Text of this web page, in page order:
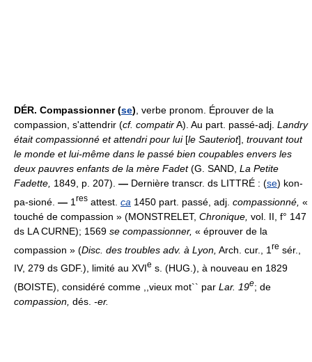
DÉR. Compassionner (se) , verbe pronom. Éprouver de la
compassion, s'attendrir (cf. compatirA). Au part. passé-adj. Landry
était compassionné et attendri pour lui[le Sauteriot], trouvant tout
le monde et lui-même dans le passé bien coupables envers les
deux pauvres enfants de la mère Fadet(G. SAND, La Petite
Fadette, 1849, p. 207). — Dernière transcr. ds LITTRÉ : (se) kon-
pa-sioné. — 1 res attest. ca 1450 part. passé, adj. compassionné, «
touché de compassion » (MONSTRELET, Chronique, vol. II, f° 147
ds LA CURNE); 1569 se compassionner, « éprouver de la
compassion » (Disc. des troubles adv. à Lyon, Arch. cur., 1 re sér.,
IV, 279 ds GDF.), limité au XVIe s. (HUG.), à nouveau en 1829
(BOISTE), considéré comme ,,vieux mot`` par Lar. 19e; de
compassion, dés. -er.